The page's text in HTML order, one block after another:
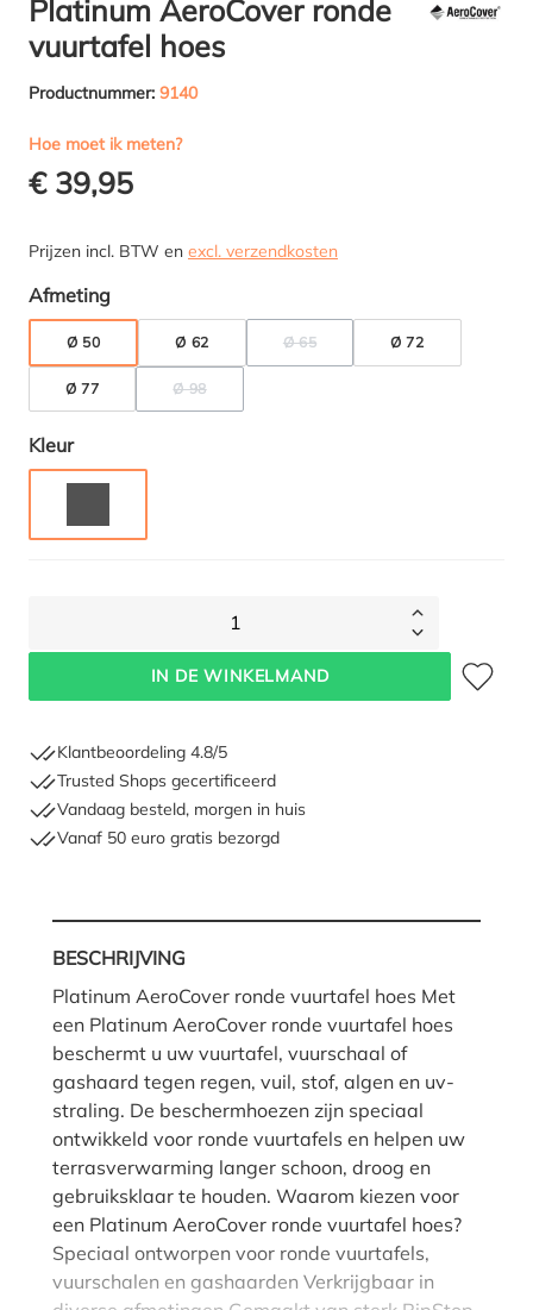
Platinum AeroCover ronde
vuurtafel hoes
Productnummer: 9140
Hoe moet ik meten?
€ 39,95
Prijzen incl. BTW en excl. verzendkosten
Selecteer
Afmeting
Ø 50 Ø 62 Ø 65(DEZE OPTIE IS MOMENTEEL NIET
Ø 72
Ø 77 Ø 98(DEZE OPTIE IS MOMENTEEL NIET BESCHIKBAAR.)
Selecteer
Kleur
1
IN DE WINKELMAND
Klantbeoordeling 4.8/5
Trusted Shops gecertificeerd
Vandaag besteld, morgen in huis
Vanaf 50 euro gratis bezorgd
BESCHRIJVING
Platinum AeroCover ronde vuurtafel hoes Met
een Platinum AeroCover ronde vuurtafel hoes
beschermt u uw vuurtafel, vuurschaal of
gashaard tegen regen, vuil, stof, algen en uv-
straling. De beschermhoezen zijn speciaal
ontwikkeld voor ronde vuurtafels en helpen uw
terrasverwarming langer schoon, droog en
gebruiksklaar te houden. Waarom kiezen voor
een Platinum AeroCover ronde vuurtafel hoes?
Speciaal ontworpen voor ronde vuurtafels,
vuurschalen en gashaarden Verkrijgbaar in